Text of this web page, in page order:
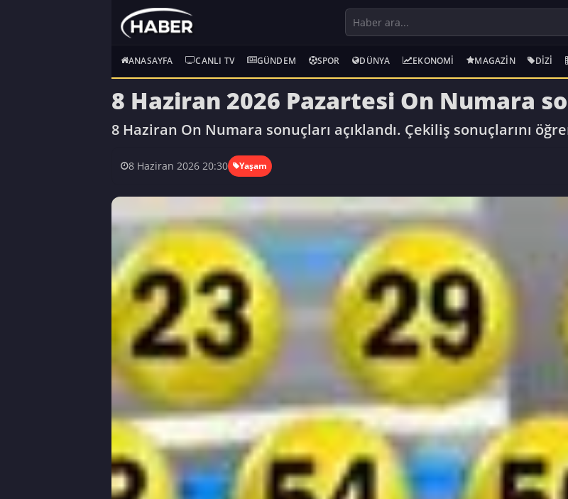
ANASAYFA CANLI TV GÜNDEM SPOR DÜNYA EKONOMI MAGAZIN DIZI
8 Haziran 2026 Pazartesi On Numara
8 Haziran On Numara sonuçları açıklandı. Çekiliş sonuçlarını
8 Haziran 2026 20:30 Yaşam